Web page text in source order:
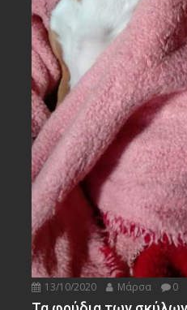
13/10/2020 Μάρσα 0